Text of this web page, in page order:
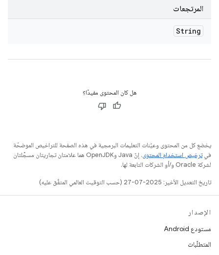
المرتجعات
String
هل كان المحتوى مفيدًا؟
يخضع كل من المحتوى وعيّنات التعليمات البرمجية في هذه الصفحة للتراخيص الموضحّة
فيترخيص استخدام المحتوى
. إنّ Java وOpenJDK هما علامتان تجاريتان مسجَّلتان
لشركة Oracle و/أو الشركات التابعة لها.
تاريخ التعديل الأخير: 2025-07-27 (حسب التوقيت العالمي المتفَّق عليه)
الإصدار
مستودع Android
المتطلّبات